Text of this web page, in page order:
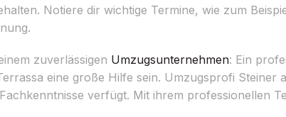
Notiere dir wichtige Termine, wie zum
zuverlässigen Umzugsunternehmen: Ein
eine große Hilfe sein. Umzugsprofi
verfügt. Mit ihrem professionellen